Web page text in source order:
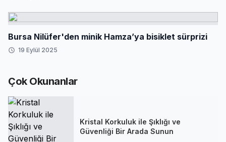
Bursa Nilüfer'den minik Hamza’ya bisiklet sürprizi
19 Eylül 2025
Çok Okunanlar
Kristal Korkuluk ile Şıklığı ve
Güvenliği Bir Arada Sunun